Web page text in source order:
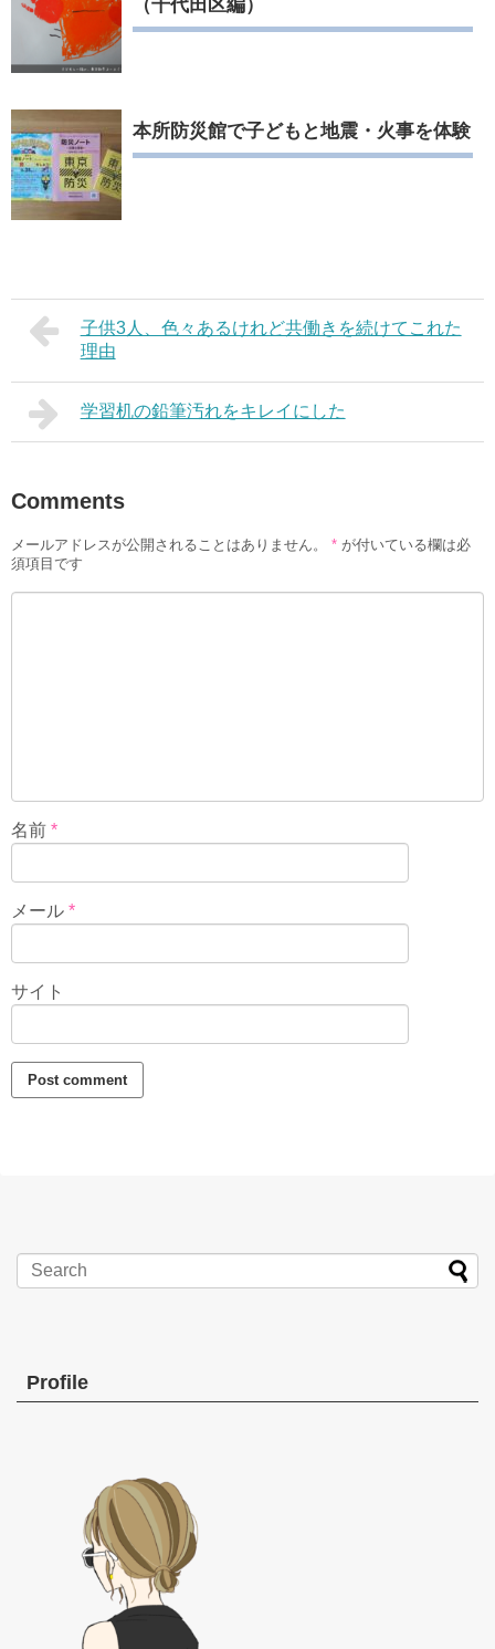
（千代田区編）
本所防災館で子どもと地震・火事を体験
子供3人、色々あるけれど共働きを続けてこれた
理由
学習机の鉛筆汚れをキレイにした
Comments
メールアドレスが公開されることはありません。 * が付いている欄は必
須項目です
名前 *
メール *
サイト
Profile